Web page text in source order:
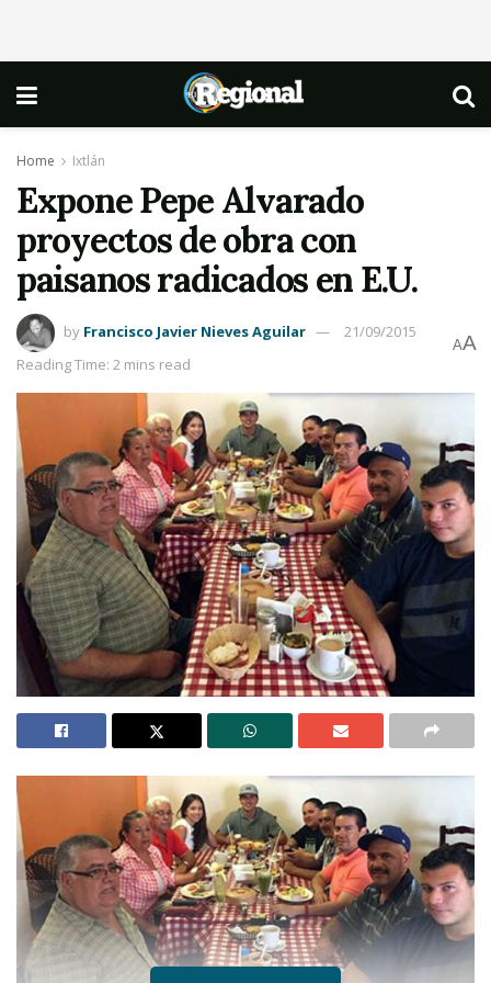
Home Ixtlán
Expone Pepe Alvarado
proyectos de obra con
paisanos radicados en E.U.
by Francisco Javier Nieves Aguilar
21/09/2015
Reading Time: 2 mins read
AA